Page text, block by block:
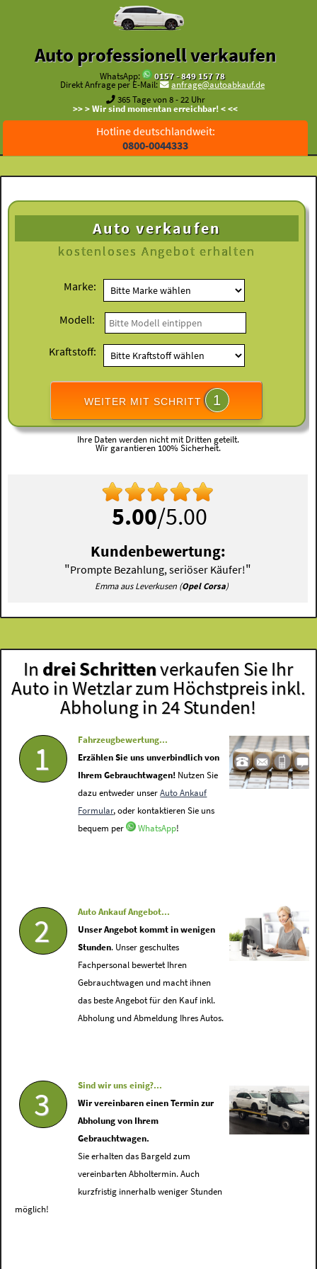
Auto professionell verkaufen
WhatsApp:
0157 - 849 157 78
Direkt Anfrage per E-Mail:
anfrage@autoabkauf.de
365 Tage von 8 - 22 Uhr
>> > Wir sind momentan erreichbar! < <<
Hotline deutschlandweit:
0800-0044333
Auto verkaufen
kostenloses Angebot erhalten
Marke:
Modell:
Kraftstoff:
WEITER MIT SCHRITT 1
Ihre Daten werden nicht mit Dritten geteilt.
Wir garantieren 100% Sicherheit.
5.00/5.00
Kundenbewertung:
"Prompte Bezahlung, seriöser Käufer!"
Emma aus Leverkusen (Opel Corsa)
In drei Schrittenverkaufen Sie Ihr
Auto in Wetzlar zum Höchstpreis inkl.
Abholung in 24 Stunden!
1
Fahrzeugbewertung...
Erzählen Sie uns unverbindlich von
Ihrem Gebrauchtwagen! Nutzen Sie
dazu entweder unserAuto Ankauf
Formular, oder kontaktieren Sie uns
bequem per
WhatsApp!
2
Auto Ankauf Angebot...
Unser Angebot kommt in wenigen
Stunden. Unser geschultes
Fachpersonal bewertet Ihren
Gebrauchtwagen und macht ihnen
das beste Angebot für den Kauf inkl.
Abholung und Abmeldung Ihres Autos.
3
Sind wir uns einig?...
Wir vereinbaren einen Termin zur
Abholung von Ihrem
Gebrauchtwagen.
Sie erhalten das Bargeld zum
vereinbarten Abholtermin. Auch
kurzfristig innerhalb weniger Stunden
möglich!